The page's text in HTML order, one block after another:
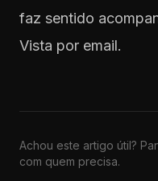
faz sentido
Vista por email.
Achou este artigo útil?
com quem precisa.